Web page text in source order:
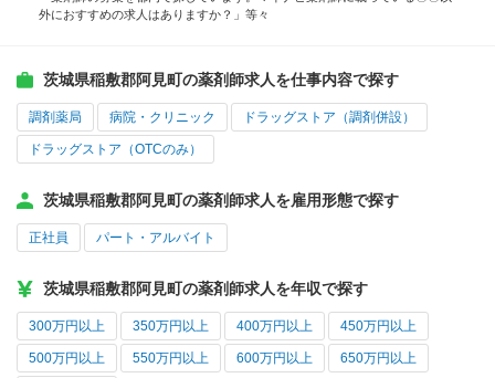
外におすすめの求人はありますか？」等々
茨城県稲敷郡阿見町の薬剤師求人を仕事内容で探す
調剤薬局 病院・クリニック ドラッグストア（調剤併設）
ドラッグストア（OTCのみ）
茨城県稲敷郡阿見町の薬剤師求人を雇用形態で探す
正社員 パート・アルバイト
茨城県稲敷郡阿見町の薬剤師求人を年収で探す
300万円以上 350万円以上 400万円以上 450万円以上
500万円以上 550万円以上 600万円以上 650万円以上